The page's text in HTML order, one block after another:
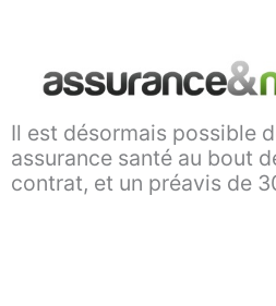
Il est désormais possible
assurance santé au bout
contrat, et un préavis de